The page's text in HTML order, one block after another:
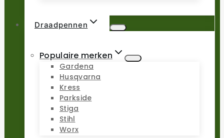
Draadpennen
Populaire merken
Gardena
Husqvarna
Kress
Parkside
Stiga
Stihl
Worx